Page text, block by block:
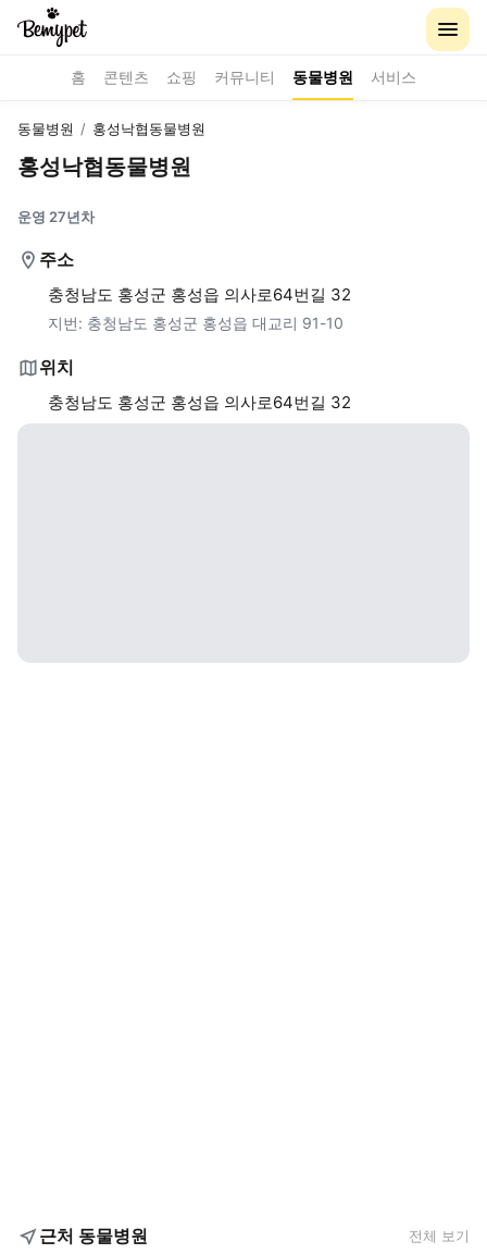
홈 콘텐츠 쇼핑 커뮤니티 동물병원 서비스
동물병원 / 홍성낙협동물병원
홍성낙협동물병원
운영 27년차
주소
충청남도 홍성군 홍성읍 의사로64번길 32
지번: 충청남도 홍성군 홍성읍 대교리 91-10
위치
충청남도 홍성군 홍성읍 의사로64번길 32
근처 동물병원 전체 보기